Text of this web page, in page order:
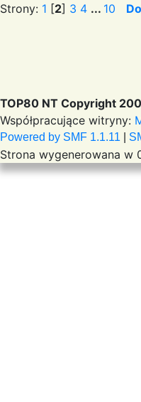
Strony: 1 [2] 3 4 ... 10
TOP80 NT Copyright
Współpracujące witryny:
Powered by SMF 1.1.11
Strona wygenerowana w